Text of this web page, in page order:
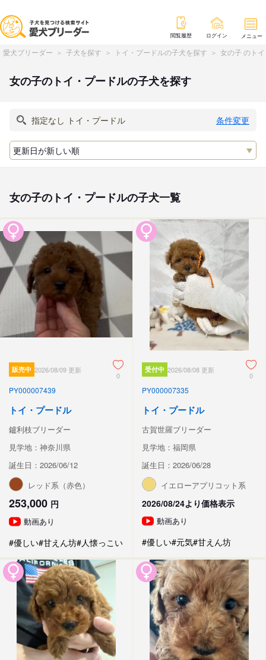
閲覧履歴 ログイン メニュー
愛犬ブリーダー 子犬を探す トイ・プードルの子犬を探す 女の子 のト
女の子のトイ・プードルの子犬を探す
条件変更
女の子のトイ・プードルの子犬一覧
販売中 2026/08/09 更新
0
PY000007439
トイ・プードル
鑪利枝ブリーダー
見学地：神奈川県
誕生日：2026/06/12
レッド系（赤色）
253,000 円
動画あり
#優しい#甘えん坊#人懐っこい
受付中 2026/08/08 更新
0
PY000007335
トイ・プードル
古賀世羅ブリーダー
見学地：福岡県
誕生日：2026/06/28
イエローアプリコット系
2026/08/24より価格表示
動画あり
#優しい#元気#甘えん坊